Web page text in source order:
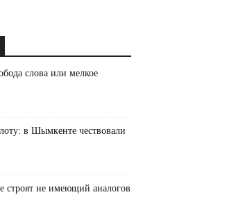
слова или мелкое
в Шымкенте чествовали
строят не имеющий аналогов